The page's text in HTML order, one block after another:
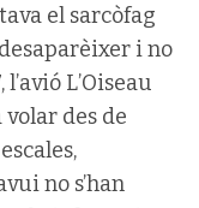
el sarcòfag
i no
L’Oiseau
des de
no s’han